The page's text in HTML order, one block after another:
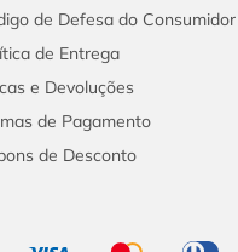
de Defesa do Consumidor
de Entrega
e Devoluções
de Pagamento
de Desconto